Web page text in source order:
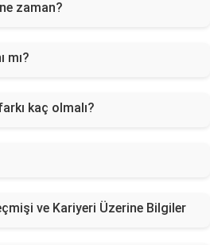
zaman?
mı?
kaç olmalı?
ve Kariyeri Üzerine Bilgiler